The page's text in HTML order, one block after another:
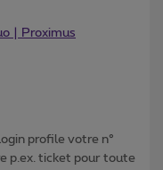
| Proximus
profile votre n°
p.ex. ticket pour toute